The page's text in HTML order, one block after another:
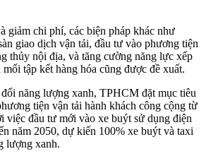
giảm chi phí, các biện pháp khác như
giao dịch vận tải, đầu tư vào phương tiện
thủy nội địa, và tăng cường năng lực xếp
tập kết hàng hóa cũng được đề xuất.
năng lượng xanh, TPHCM đặt mục tiêu
tiện vận tải hành khách công cộng từ
việc đầu tư mới vào xe buýt sử dụng điện
năm 2050, dự kiến 100% xe buýt và taxi
lượng xanh.